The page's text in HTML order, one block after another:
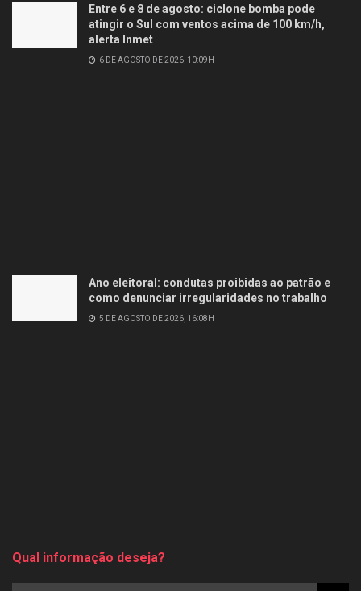
Entre 6 e 8 de agosto: ciclone bomba pode
atingir o Sul com ventos acima de 100 km/h,
alerta Inmet
6 DE AGOSTO DE 2026, 10:09H
Ano eleitoral: condutas proibidas ao patrão e
como denunciar irregularidades no trabalho
5 DE AGOSTO DE 2026, 16:08H
Qual informação deseja?